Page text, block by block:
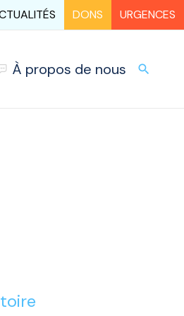
DONS URGENCES
À propos de nous search